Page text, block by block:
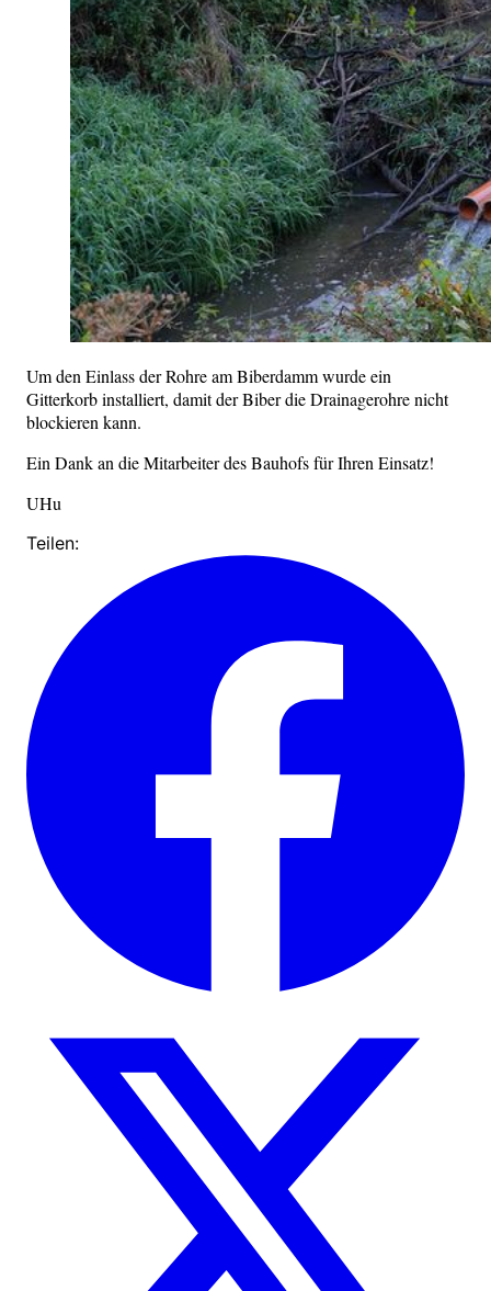
Um den Einlass der Rohre am Biberdamm wurde ein
Gitterkorb installiert, damit der Biber die Drainagerohre nicht
blockieren kann.
Ein Dank an die Mitarbeiter des Bauhofs für Ihren Einsatz!
UHu
Teilen: